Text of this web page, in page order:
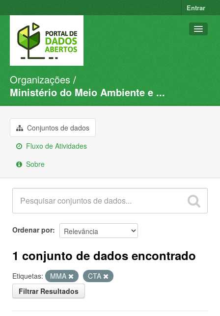
Entrar
Conjuntos de dados
Organizações
Sobre
Organizações
Ministério do Meio Ambiente e ...
Conjuntos de dados
Fluxo de Atividades
Sobre
Ordenar por
1 conjunto de dados encontrado
Etiquetas: MMA
CTA
Filtrar Resultados